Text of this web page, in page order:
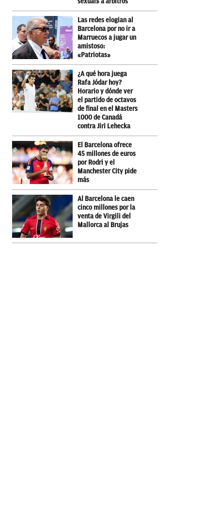
Las redes elogian al
Barcelona por no ir a
Marruecos a jugar un
amistoso:
«Patriotas»
¿A qué hora juega
Rafa Jódar hoy?
Horario y dónde ver
el partido de octavos
de final en el Masters
1000 de Canadá
contra Jiri Lehecka
El Barcelona ofrece
45 millones de euros
por Rodri y el
Manchester City pide
más
Al Barcelona le caen
cinco millones por la
venta de Virgili del
Mallorca al Brujas